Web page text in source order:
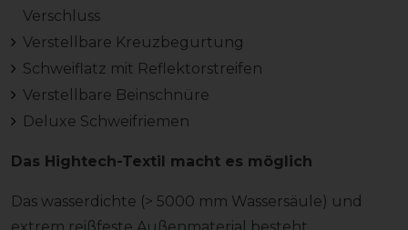
Verschluss
Verstellbare Kreuzbegurtung
Schweiflatz mit Reflektorstreifen
Verstellbare Beinschnüre
Deluxe Schweifriemen
Das Hightech-Textil macht es möglich
Das wasserdichte (> 5000 mm Wassersäule) und